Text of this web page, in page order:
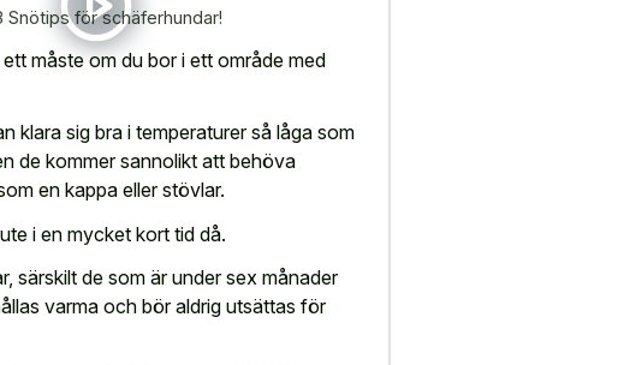
Snötips för schäferhundar!
måste om du bor i ett område med
klara sig bra i temperaturer så låga som
de kommer sannolikt att behöva
en kappa eller stövlar.
i en mycket kort tid då.
särskilt de som är under sex månader
varma och bör aldrig utsättas för